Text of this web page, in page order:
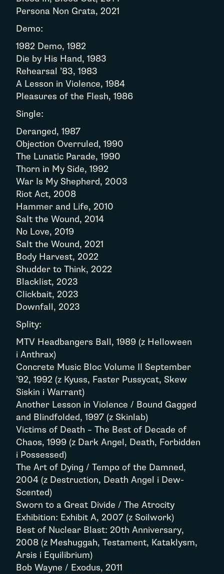
Persona Non Grata, 2021
Demo:
1982 Demo, 1982
Die by His Hand, 1983
Rehearsal ’83, 1983
A Lesson in Violence, 1984
Pleasures of the Flesh, 1986
Single:
Deranged, 1987
Objection Overruled, 1990
The Lunatic Parade, 1990
Thorn in My Side, 1992
War Is My Shepherd, 2003
Riot Act, 2008
Hammer and Life, 2010
Salt the Wound, 2014
No Love, 2019
Salt the Wound, 2021
Body Harvest, 2022
Shudder to Think, 2022
Blacklist, 2023
Clickbait, 2023
Downfall, 2023
Splity:
MTV Headbangers Ball, 1989 (z Helloween
i Anthrax)
Concrete Music Bloc Volume II September
’92, 1992 (z Kyuss, Faster Pussycat, Skew
Siskin i Warrant)
Another Lesson in Violence / Bound Gagged
and Blindfolded, 1997 (z Skinlab)
Victims of Death – The Best of Decade of
Chaos, 1999 (z Dark Angel, Death, Forbidden
i Possessed)
The Art of Dying / Tempo of the Damned,
2004 (z Destruction, Death Angel i Dew-
Scented)
Sworn to a Great Divide / The Atrocity
Exhibition: Exhibit A, 2007 (z Soilwork)
Best of Nuclear Blast: 20th Anniversary,
2008 (z Meshuggah, Testament, Kataklysm,
Arsis i Equilibrium)
Bob Wayne / Exodus, 2011